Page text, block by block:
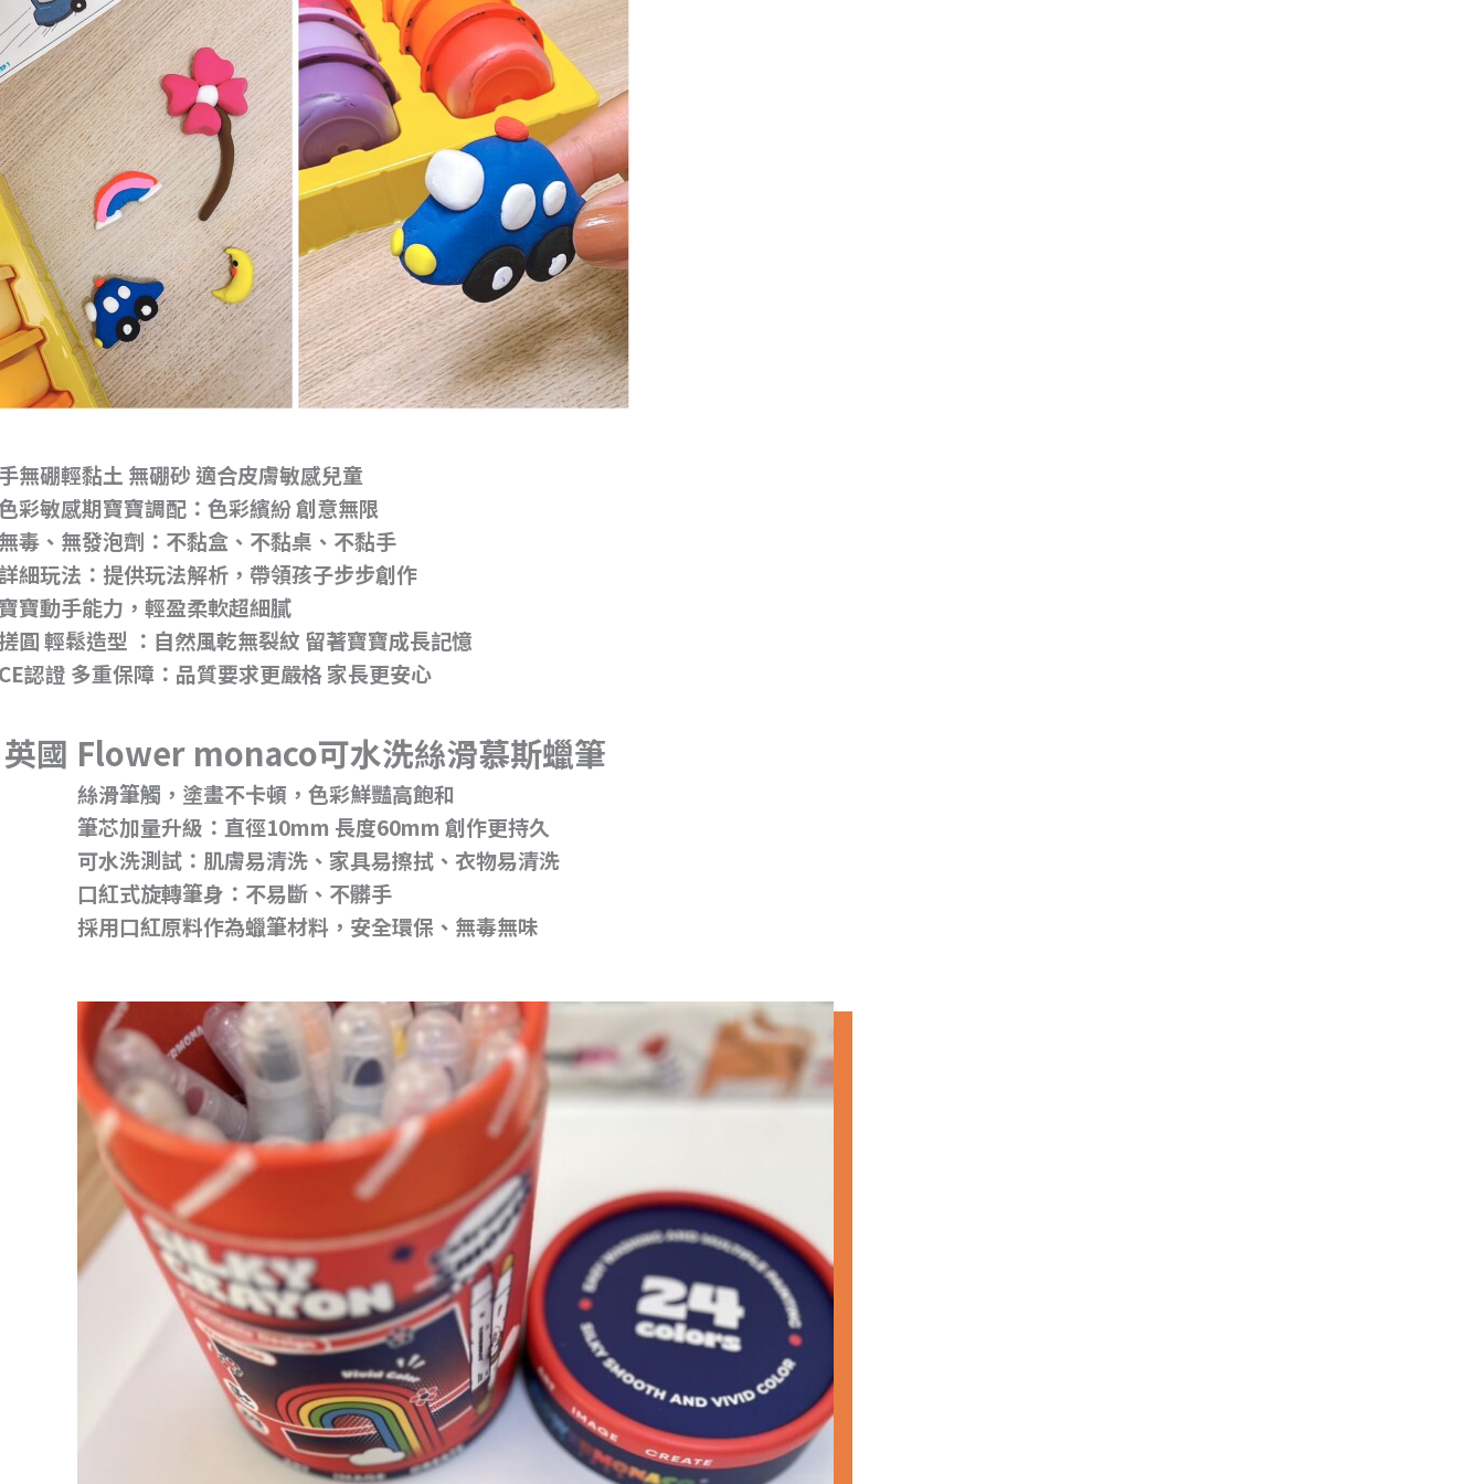
無硼輕黏土 無硼砂 適合皮膚敏感兒童
彩敏感期寶寶調配：色彩繽紛 創意無限
毒、無發泡劑：不黏盒、不黏桌、不黏手
細玩法：提供玩法解析，帶領孩子步步創作
寶動手能力，輕盈柔軟超細膩
圓 輕鬆造型 ：自然風乾無裂紋 留著寶寶成長記憶
認證 多重保障：品質要求更嚴格 家長更安心
英國 Flower monaco可水洗絲滑慕斯蠟筆
絲滑筆觸，塗畫不卡頓，色彩鮮豔高飽和
筆芯加量升級：直徑10mm 長度60mm 創作更持久
可水洗測試：肌膚易清洗、家具易擦拭、衣物易清洗
口紅式旋轉筆身：不易斷、不髒手
採用口紅原料作為蠟筆材料，安全環保、無毒無味